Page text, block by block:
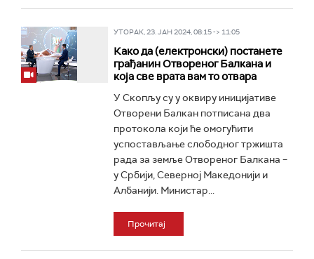
УТОРАК, 23. ЈАН 2024, 08:15 -> 11:05
Како да (електронски) постанете
грађанин Отвореног Балкана и
која све врата вам то отвара
У Скопљу су у оквиру иницијативе
Отворени Балкан потписана два
протокола који ће омогућити
успостављање слободног тржишта
рада за земље Отвореног Балкана –
у Србији, Северној Македонији и
Албанији. Министар...
Прочитај